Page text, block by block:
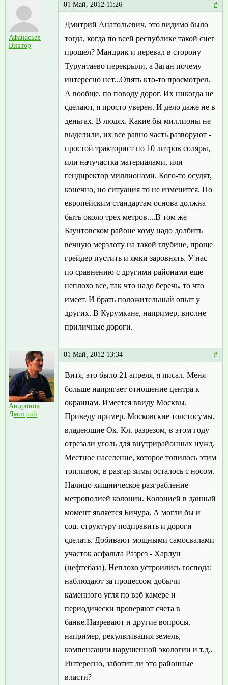
Афанасьев
Виктор
01 Май, 2012 11:26 #
Дмитрий Анатольевич, это видимо было
тогда, когда по всей республике такой снег
прошел? Мандрик и перевал в сторону
Турунтаево перекрыли, а Заган почему
интересно нет...Опять кто-то просмотрел.
А вообще, по поводу дорог. Их никогда не
сделают, я просто уверен. И дело даже не в
деньгах. В людях. Какие бы миллионы не
выделили, их все равно часть разворуют -
простой тракторист по 10 литров соляры,
или начучастка материалами, или
гендиректор миллионами. Кого-то осудят,
конечно, но ситуация то не изменится. По
европейским стандартам основа должна
быть около трех метров....В том же
Баунтовском районе кому надо долбить
вечную мерзлоту на такой глубине, проще
грейдер пустить и ямки заровнять. У нас
по сравнению с другими районами еще
неплохо все, так что надо беречь, то что
имеет. И брать положительный опыт у
других. В Курумкане, например, вполне
приличные дороги.
Андронов
Дмитрий
01 Май, 2012 13:34 #
Витя, это было 21 апреля, я писал. Меня
больше напрягает отношение центра к
окраинам. Имеется ввиду Москвы.
Приведу пример. Московские толстосумы,
владеющие Ок. Кл. разрезом, в этом году
отрезали уголь для внутрирайонных нужд.
Местное население, которое топилось этим
топливом, в разгар зимы осталось с носом.
Налицо хищническое разграбление
метрополией колонии. Колонией в данный
момент является Бичура. А могли бы и
соц. структуру подправить и дороги
сделать. Добивают мощными самосвалами
участок асфальта Разрез - Харлун
(нефтебаза). Неплохо устроились господа:
наблюдают за процессом добычи
каменного угля по вэб камере и
периодически проверяют счета в
банке.Назревают и другие вопросы,
например, рекультивация земель,
компенсации нарушенной экологии и т.д..
Интересно, заботит ли это районные
власти?